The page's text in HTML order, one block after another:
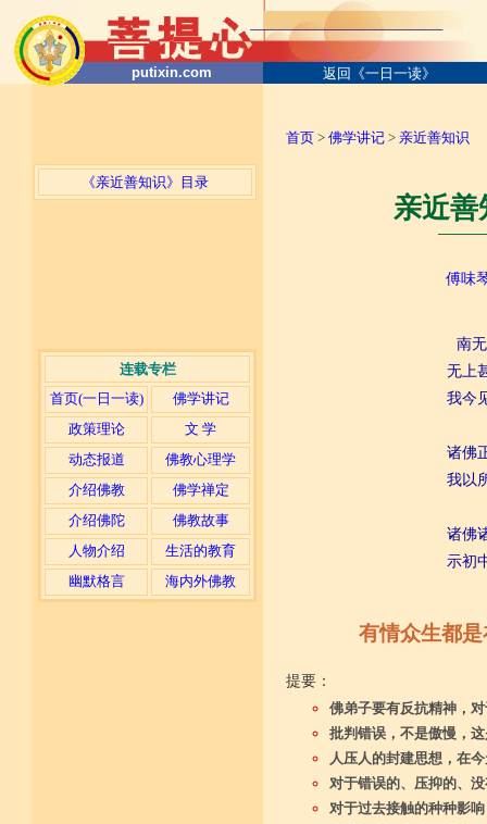
putixin.com 返回《一日一读》
《亲近善知识》目录
连载专栏
首页(一日一读)
佛学讲记
政策理论
文 学
动态报道
佛教心理学
介绍佛教
佛学禅定
介绍佛陀
佛教故事
人物介绍
生活的教育
幽默格言
海内外佛教
首页 > 佛学讲记 > 亲近善知识
亲近善
傅味
南
无上
我今
诸佛
我以
诸佛
示初
有情众生都
提要：
佛弟子要有反抗精神，
批判错误，不是傲慢，
人压人的封建思想，在
对于错误的、压抑的、
对于过去接触的种种影